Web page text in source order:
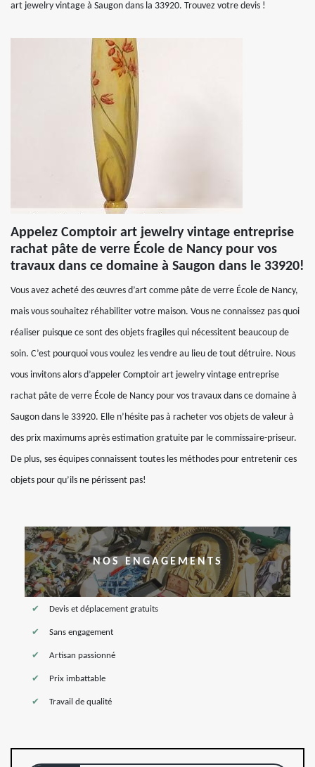
art jewelry vintage à Saugon dans la 33920. Trouvez votre devis !
Appelez Comptoir art jewelry vintage entreprise
rachat pâte de verre École de Nancy pour vos
travaux dans ce domaine à Saugon dans le 33920!
Vous avez acheté des œuvres d’art comme pâte de verre École de Nancy,
mais vous souhaitez réhabiliter votre maison. Vous ne connaissez pas quoi
réaliser puisque ce sont des objets fragiles qui nécessitent beaucoup de
soin. C’est pourquoi vous voulez les vendre au lieu de tout détruire. Nous
vous invitons alors d’appeler Comptoir art jewelry vintage entreprise
rachat pâte de verre École de Nancy pour vos travaux dans ce domaine à
Saugon dans le 33920. Elle n’hésite pas à racheter vos objets de valeur à
des prix maximums après estimation gratuite par le commissaire-priseur.
De plus, ses équipes connaissent toutes les méthodes pour entretenir ces
objets pour qu’ils ne périssent pas!
NOS ENGAGEMENTS
Devis et déplacement gratuits
Sans engagement
Artisan passionné
Prix imbattable
Travail de qualité